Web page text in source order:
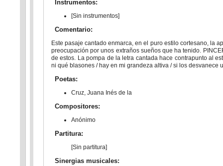
Instrumentos:
[Sin instrumentos]
Comentario:
Este pasaje cantado enmarca, en el puro estilo cortesano, la
preocupación por unos extraños sueños que ha tenido.
de estos. La pompa de la letra cantada hace contrapunto al
ni qué blasones / hay en mi grandeza altiva / si los desvanece
Poetas:
Cruz, Juana Inés de la
Compositores:
Anónimo
Partitura:
[Sin partitura]
Sinergias musicales: